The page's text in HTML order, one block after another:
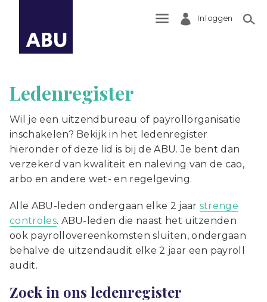
Inloggen
Ledenregister
Wil je een uitzendbureau of payrollorganisatie
inschakelen? Bekijk in het ledenregister
hieronder of deze lid is bij de ABU. Je bent dan
verzekerd van kwaliteit en naleving van de cao,
arbo en andere wet- en regelgeving.
Alle ABU-leden ondergaan elke 2 jaar strenge
controles. ABU-leden die naast het uitzenden
ook payrollovereenkomsten sluiten, ondergaan
behalve de uitzendaudit elke 2 jaar een payroll
audit.
Zoek in ons ledenregister